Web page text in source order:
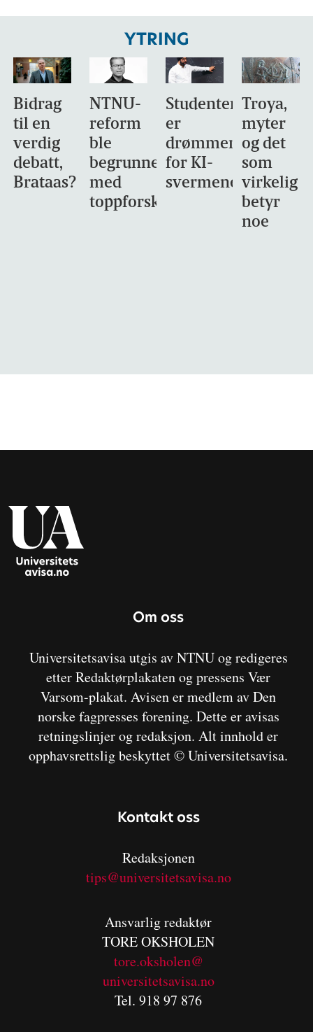
YTRING
Bidrag
til en
verdig
debatt,
Brataas?
NTNU-
reform
ble
begrunnet
med
toppforskning
Studentene
er
drømmemålet
for KI-
svermene
Troya,
myter
og det
som
virkelig
betyr
noe
Om oss
Universitetsavisa utgis av NTNU og redigeres
etter Redaktørplakaten og pressens Vær
Varsom-plakat. Avisen er medlem av Den
norske fagpresses forening. Dette er avisas
retningslinjer og redaksjon. Alt innhold er
opphavsrettslig beskyttet © Universitetsavisa.
Kontakt oss
Redaksjonen
tips@universitetsavisa.no
Ansvarlig redaktør
TORE OKSHOLEN
tore.oksholen@
universitetsavisa.no
Tel. 918 97 876